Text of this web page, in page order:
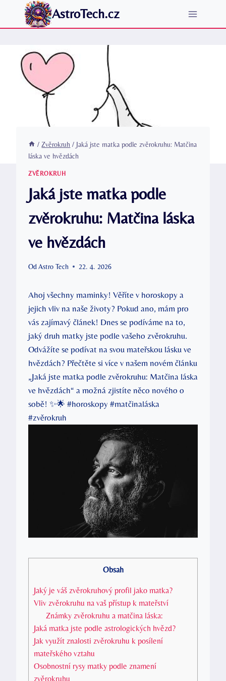
Přeskočit
AstroTech.cz
/ Zvěrokruh / Jaká jste matka podle zvěrokruhu: Matčina
láska ve hvězdách
ZVĚROKRUH
Jaká jste matka podle
zvěrokruhu: Matčina láska
ve hvězdách
Od Astro Tech 22. 4. 2026
Ahoj všechny maminky! Věříte v horoskopy a
jejich vliv na naše životy? Pokud ano, mám pro
vás zajímavý článek! Dnes se podíváme na to,
jaký druh matky jste podle vašeho zvěrokruhu.
Odvážíte se podívat na svou mateřskou lásku ve
hvězdách? Přečtěte si více v našem novém článku
„Jaká jste matka podle zvěrokruhu: Matčina láska
ve hvězdách“ a možná zjistíte něco nového o
sobě! ✨🌟 #horoskopy #matčinaláska
#zvěrokruh
Obsah
Jaký je váš zvěrokruhový profil jako matka?
Vliv zvěrokruhu na vaš přístup k mateřství
Známky zvěrokruhu a matčina láska:
Jaká matka jste podle astrologických hvězd?
Jak využít znalosti zvěrokruhu k posílení
mateřského vztahu
Osobnostní rysy matky podle znamení
zvěrokruhu